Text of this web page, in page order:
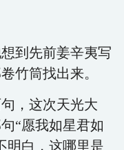
到先前姜辛夷写
竹筒找出来。
，这次天光大
“愿我如星君如
明白，这哪里是